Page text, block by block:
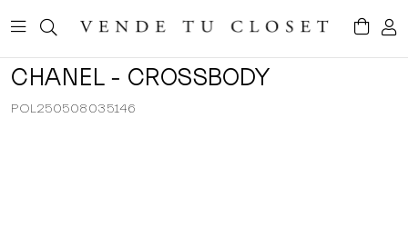
CHANEL - CROSSBODY
POL250508035146